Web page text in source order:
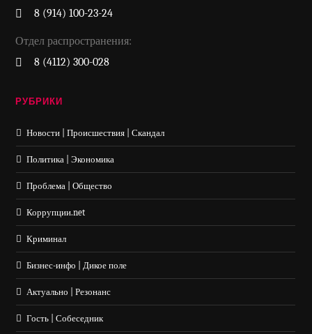
8 (914) 100-23-24
Отдел распространения:
8 (4112) 300-028
РУБРИКИ
Новости | Происшествия | Скандал
Политика | Экономика
Проблема | Общество
Коррупции.net
Криминал
Бизнес-инфо | Дикое поле
Актуально | Резонанс
Гость | Собеседник